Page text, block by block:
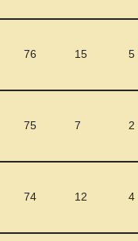
76 15 5
75 7 2
74 12 4